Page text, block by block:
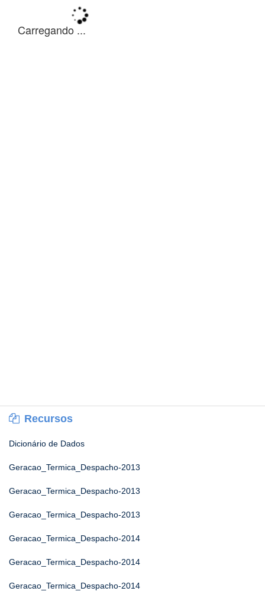
Recursos
Dicionário de Dados
Geracao_Termica_Despacho-2013
Geracao_Termica_Despacho-2013
Geracao_Termica_Despacho-2013
Geracao_Termica_Despacho-2014
Geracao_Termica_Despacho-2014
Geracao_Termica_Despacho-2014